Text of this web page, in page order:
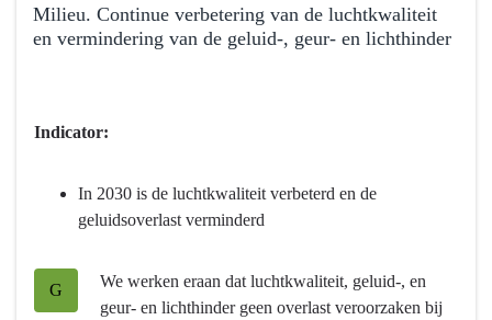
Milieu. Continue verbetering van de luchtkwaliteit
en vermindering van de geluid-, geur- en lichthinder
navigatie
Programma
milieu
Indicator:
In 2030 is de luchtkwaliteit verbeterd en de
geluidsoverlast verminderd
G
We werken eraan dat luchtkwaliteit, geluid-, en
geur- en lichthinder geen overlast veroorzaken bij